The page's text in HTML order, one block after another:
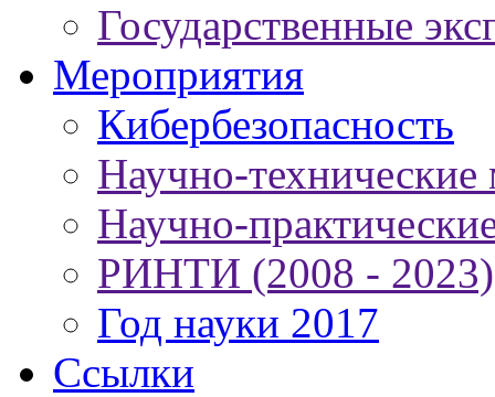
Государственные
Мероприятия
Кибербезопасность
Научно-технические
Научно-
РИНТИ (2008 - 2023)
Год науки 2017
Ссылки